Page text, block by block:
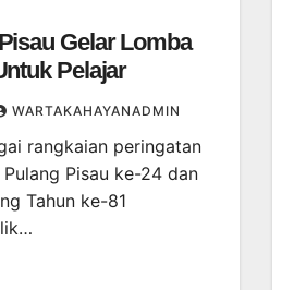
Gelar Lomba
Pelajar
WARTAKAHAYANADMIN
rangkaian peringatan
Pisau ke-24 dan
Tahun ke-81